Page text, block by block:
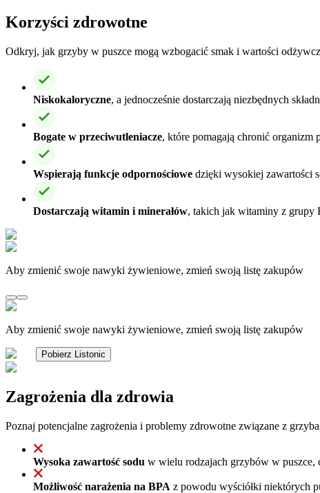
Korzyści zdrowotne
Odkryj, jak grzyby w puszce mogą wzbogacić smak i wartości
Niskokaloryczne, a jednocześnie dostarczają niezbędnych
Bogate w przeciwutleniacze, które pomagają chronić
Wspierają funkcje odpornościowe dzięki wysokiej zawartości
Dostarczają witamin i minerałów, takich jak witaminy z grupy
Aby zmienić swoje nawyki żywieniowe, zmień swoją listę zakupów
Aby zmienić swoje nawyki żywieniowe, zmień swoją listę zakupów
Pobierz Listonic
Zagrożenia dla zdrowia
Poznaj potencjalne zagrożenia i problemy zdrowotne związane z
Wysoka zawartość sodu w wielu rodzajach grzybów w puszce,
Możliwość narażenia na BPA z powodu wyściółki niektórych